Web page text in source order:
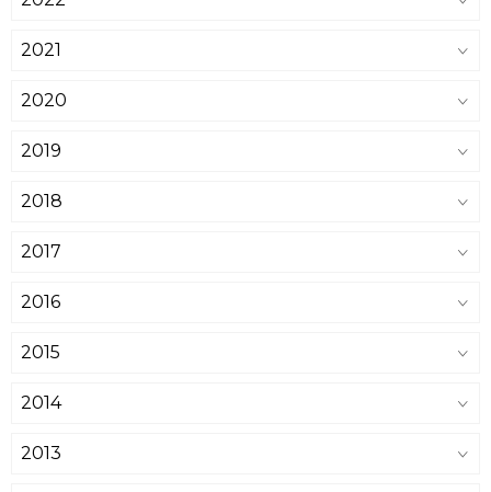
2021
2020
2019
2018
2017
2016
2015
2014
2013